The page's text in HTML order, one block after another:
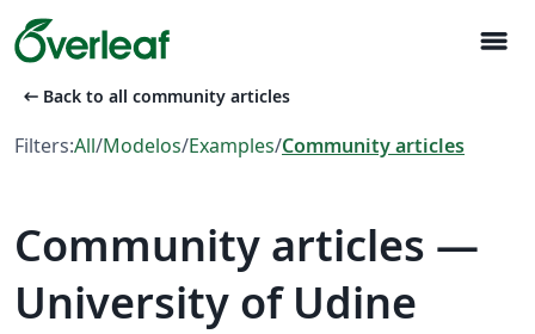
menu
arrow_left_alt Back to all community articles
Filters:All/Modelos/Examples/Community articles
Community articles —
University of Udine